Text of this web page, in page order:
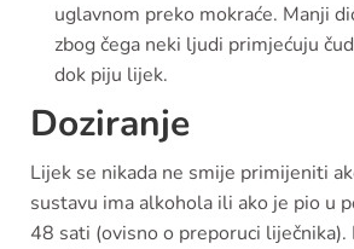
uglavnom preko mokraće. Manji
zbog čega neki ljudi primjećuju
dok piju lijek.
Doziranje
Lijek se nikada ne smije primijeniti
sustavu ima alkohola ili ako je pio u
48 sati (ovisno o preporuci liječnika).